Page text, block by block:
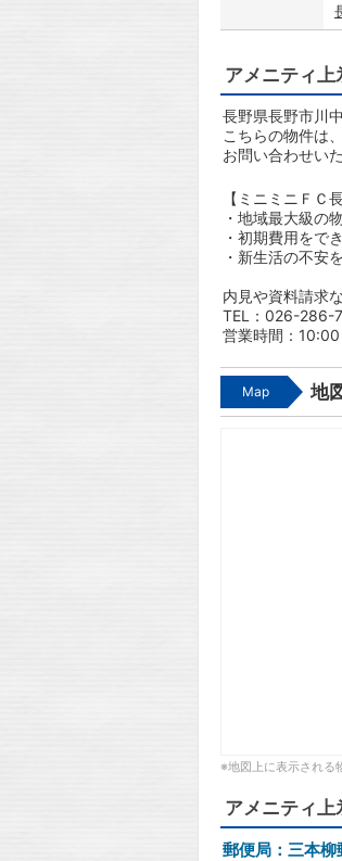
アメニティ
長野県長野市川
こちらの物件は
お問い合わせい
【ミニミニＦＣ
・地域最大級の
・初期費用をで
・新生活の不安
内見や資料請求
TEL：026-286-
営業時間：
Map 地
※地図上に表示される
アメニティ
郵便局：三本柳